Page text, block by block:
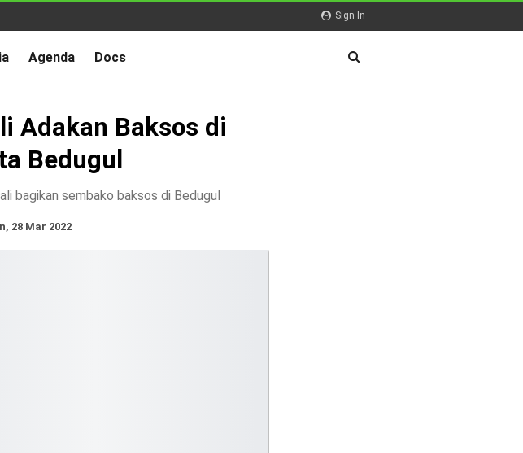
Sign In
Agenda Docs
Adakan Baksos di
Bedugul
bagikan sembako baksos di Bedugul
28 Mar 2022